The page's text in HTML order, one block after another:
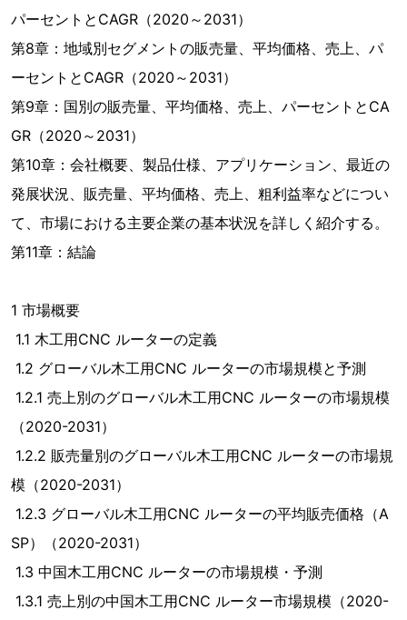
パーセントとCAGR（2020～2031）
第8章：地域別セグメントの販売量、平均価格、売上、パ
ーセントとCAGR（2020～2031）
第9章：国別の販売量、平均価格、売上、パーセントとCA
GR（2020～2031）
第10章：会社概要、製品仕様、アプリケーション、最近の
発展状況、販売量、平均価格、売上、粗利益率などについ
て、市場における主要企業の基本状況を詳しく紹介する。
第11章：結論
1 市場概要
1.1 木工用CNC ルーターの定義
1.2 グローバル木工用CNC ルーターの市場規模と予測
1.2.1 売上別のグローバル木工用CNC ルーターの市場規模
（2020-2031）
1.2.2 販売量別のグローバル木工用CNC ルーターの市場規
模（2020-2031）
1.2.3 グローバル木工用CNC ルーターの平均販売価格（A
SP）（2020-2031）
1.3 中国木工用CNC ルーターの市場規模・予測
1.3.1 売上別の中国木工用CNC ルーター市場規模（2020-